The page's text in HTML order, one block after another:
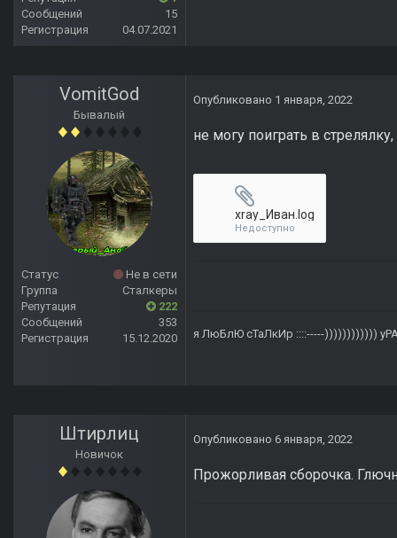
Сообщений
15
Регистрация
04.07.2021
VomitGod
Бывалый
Статус
Не в сети
Группа
Сталкеры
Репутация
222
Сообщений
353
Регистрация
15.12.2020
Опубликовано 1 января, 2022
не могу поиграть в
xray_Иван.log
Недоступно
я ЛюБлЮ сТаЛкИр ::::-----))))))))))))
Штирлиц
Новичок
Опубликовано 6 января, 2022
Прожорливая сборочка.